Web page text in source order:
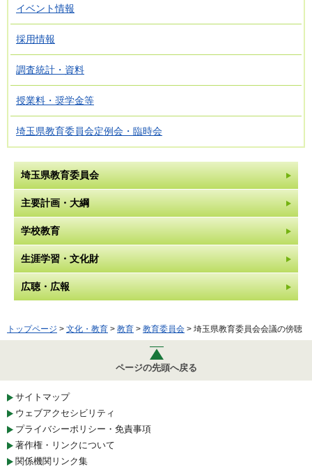
イベント情報
採用情報
調査統計・資料
授業料・奨学金等
埼玉県教育委員会定例会・臨時会
埼玉県教育委員会
主要計画・大綱
学校教育
生涯学習・文化財
広聴・広報
トップページ > 文化・教育 > 教育 > 教育委員会 > 埼玉県教育委員会会議の傍聴
ページの先頭へ戻る
サイトマップ
ウェブアクセシビリティ
プライバシーポリシー・免責事項
著作権・リンクについて
関係機関リンク集